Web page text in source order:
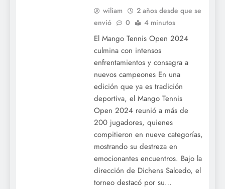
wiliam
2 años desde que se
envió
0 4 minutos
El Mango Tennis Open 2024
culmina con intensos
enfrentamientos y consagra a
nuevos campeones En una
edición que ya es tradición
deportiva, el Mango Tennis
Open 2024 reunió a más de
200 jugadores, quienes
compitieron en nueve categorías,
mostrando su destreza en
emocionantes encuentros. Bajo la
dirección de Dichens Salcedo, el
torneo destacó por su…